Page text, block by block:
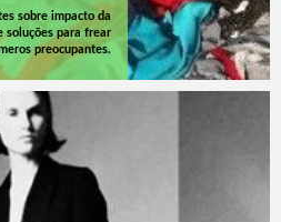
sobre impacto da
soluções para frear
preocupantes.